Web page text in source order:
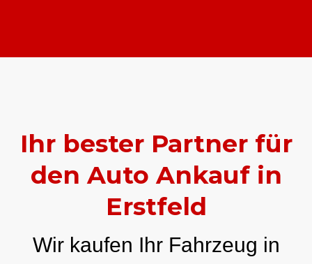
Ihr bester Partner für
den Auto Ankauf in
Erstfeld
Wir kaufen Ihr Fahrzeug in